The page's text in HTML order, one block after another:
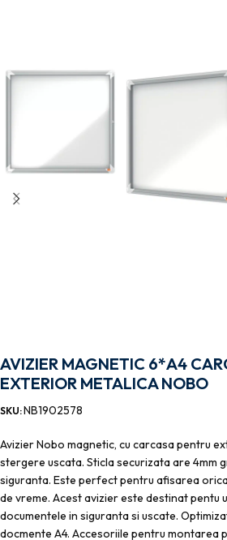
AVIZIER MAGNETIC 6*A4
EXTERIOR METALICA NOBO
SKU:NB1902578
Avizier Nobo magnetic, cu carcasa pentru
stergere uscata. Sticla securizata are 4mm
siguranta. Este perfect pentru afisarea
de vreme. Acest avizier este destinat pentu
documentele in siguranta si uscate.
docmente A4. Accesoriile pentru montarea